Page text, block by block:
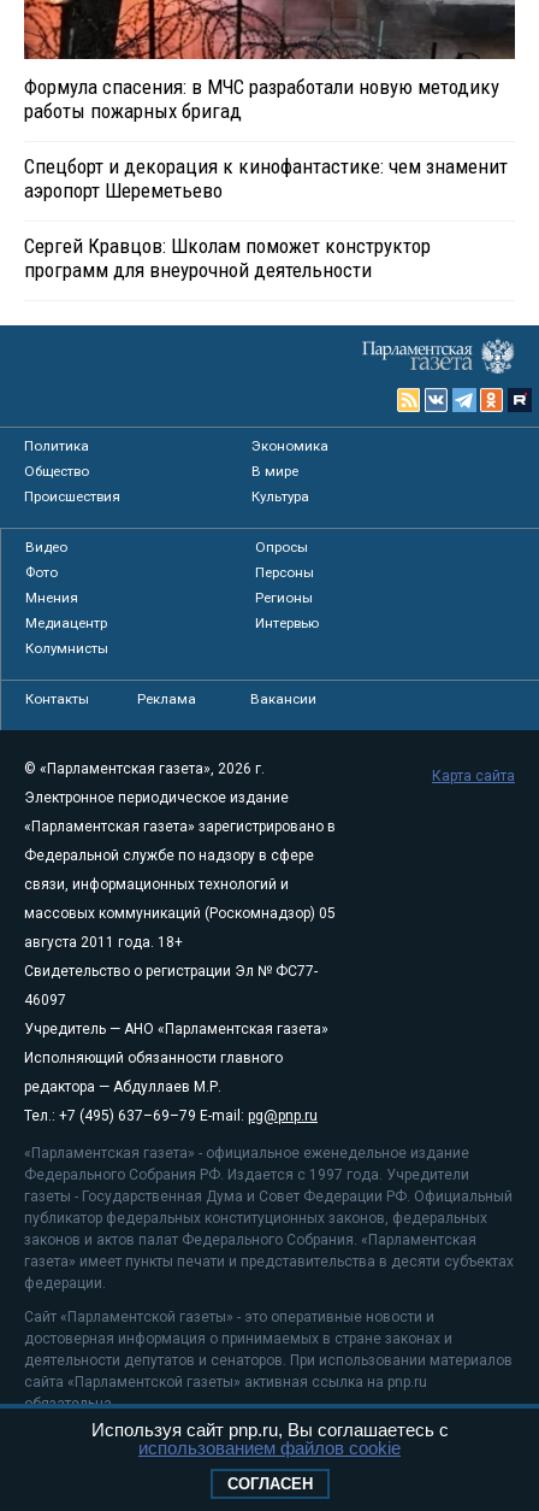
Формула спасения: в МЧС разработали новую методику
работы пожарных бригад
Спецборт и декорация к кинофантастике: чем знаменит
аэропорт Шереметьево
Сергей Кравцов: Школам поможет конструктор
программ для внеурочной деятельности
Политика
Экономика
Общество
В мире
Происшествия
Культура
Видео
Опросы
Фото
Персоны
Мнения
Регионы
Медиацентр
Интервью
Колумнисты
Контакты Реклама Вакансии
© «Парламентская газета», 2026 г.
Электронное периодическое издание
«Парламентская газета» зарегистрировано в
Федеральной службе по надзору в сфере
связи, информационных технологий и
массовых коммуникаций (Роскомнадзор) 05
августа 2011 года. 18+
Свидетельство о регистрации Эл № ФС77-
46097
Учредитель — АНО «Парламентская газета»
Исполняющий обязанности главного
редактора — Абдуллаев М.Р.
Тел.: +7 (495) 637–69–79 E-mail: pg@pnp.ru
«Парламентская газета» - официальное еженедельное издание
Федерального Собрания РФ. Издается с 1997 года. Учредители
газеты - Государственная Дума и Совет Федерации РФ. Официальный
публикатор федеральных конституционных законов, федеральных
законов и актов палат Федерального Собрания. «Парламентская
газета» имеет пункты печати и представительства в десяти субъектах
федерации.
Сайт «Парламентской газеты» - это оперативные новости и
достоверная информация о принимаемых в стране законах и
деятельности депутатов и сенаторов. При использовании материалов
сайта «Парламентской газеты» активная ссылка на pnp.ru
обязательна.
На информационном ресурсе применяютсярекомендательные
Положение о защите персональных данных
Карта сайта
Используя сайт pnp.ru, Вы соглашаетесь с
использованием файлов cookie
СОГЛАСЕН